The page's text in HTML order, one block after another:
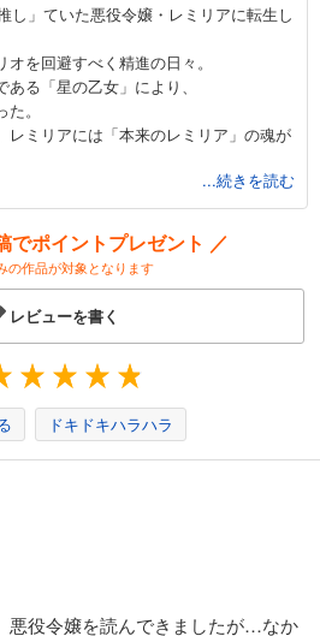
し」ていた悪役令嬢・レミリアに転生し
を回避すべく精進の日々。
る「星の乙女」により、
。
レミリアには「本来のレミリア」の魂が
層で、ずっとエミを見守っていたのだ。
エミに胸を打たれたレミリアは、
の復讐を誓い、動き出す――！
すこともできないエミとレミリア。
きなリスペクトと愛によって繋がってい
めに、勉学に魔法、様々な努力をしまし
のレミリアから信頼を得るには十分で
についた力を最大限に利用し、
うとするのです。
たちの絆には、大きく心を揺さぶられ
のの新境地。
...続きを読む
でポイントプレゼント ／
の作品が対象となります
レビューを書く
ドキドキハラハラ
悪役令嬢を読んできましたが…なか